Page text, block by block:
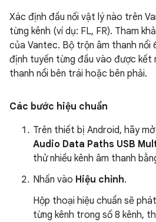
Xác định đầu nối vật lý nào trên
từng kênh (ví dụ: FL, FR). Tham
của Vantec. Bộ trộn âm thanh nổi
định tuyến từng đầu vào được kết
thanh nổi bên trái hoặc bên phải.
Các bước hiệu chuẩn
Trên thiết bị Android, hãy mở
Audio Data Paths USB
thử nhiều kênh âm thanh
Nhấn vào Hiệu chỉnh.
Hộp thoại hiệu chuẩn sẽ
từng kênh trong số 8 kênh,